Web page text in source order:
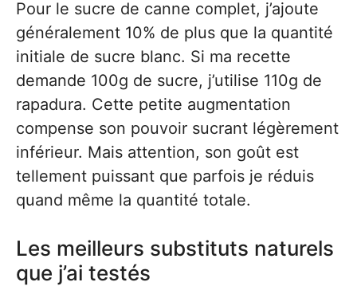
Pour le sucre de canne complet, j’ajoute
généralement 10% de plus que la quantité
initiale de sucre blanc. Si ma recette
demande 100g de sucre, j’utilise 110g de
rapadura. Cette petite augmentation
compense son pouvoir sucrant légèrement
inférieur. Mais attention, son goût est
tellement puissant que parfois je réduis
quand même la quantité totale.
Les meilleurs substituts naturels
que j’ai testés